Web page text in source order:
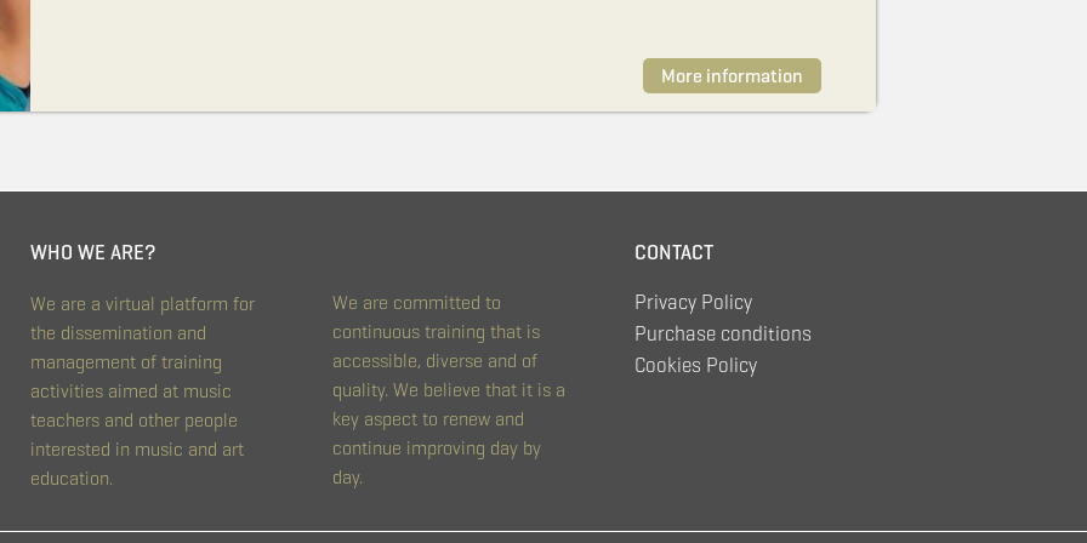
More information
WHO WE ARE?
We are a virtual platform for
the dissemination and
management of training
activities aimed at music
teachers and other people
interested in music and art
education.
We are committed to
continuous training that is
accessible, diverse and of
quality. We believe that it is a
key aspect to renew and
continue improving day by
day.
CONTACT
Privacy Policy
Purchase conditions
Cookies Policy